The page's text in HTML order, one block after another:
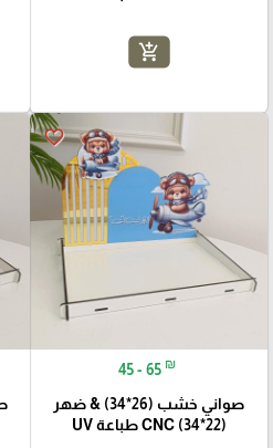
add_shopping_cart
favorite_border
45 - 65 ₪
صواني خشب (26*34) & ضهر
(22*34) CNC طباعة UV